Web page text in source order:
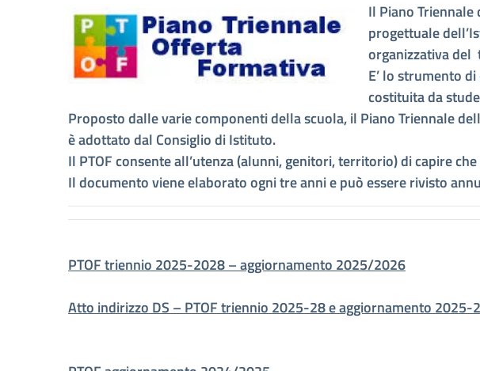
Il Piano
progettuale
organizzativa del
E’ lo strumento
costituita da
Proposto dalle varie componenti della scuola, il Piano Triennale
è adottato dal Consiglio di Istituto.
Il PTOF consente all’utenza (alunni, genitori, territorio) di capire
Il documento viene elaborato ogni tre anni e può essere rivisto
PTOF triennio 2025-2028 – aggiornamento 2025/2026
Atto indirizzo DS – PTOF triennio 2025-28 e aggiornamento 2025-